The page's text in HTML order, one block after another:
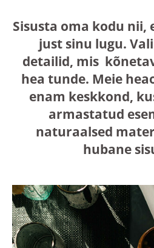
Sisusta oma kodu nii,
just sinu lugu.
detailid, mis
hea tunde. Meie
enam keskkond,
armastatud
naturaalsed
hubane